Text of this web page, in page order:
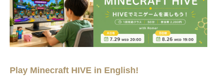
Play Minecraft HIVE in English!